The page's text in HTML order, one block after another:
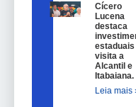
Cícero
Lucena
destaca
estaduais
visita a
Alcantil e
Itabaiana.
Leia mais »